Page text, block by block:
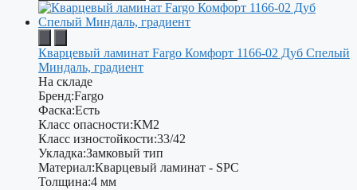
Кварцевый ламинат Fargo Комфорт 1166-02 Дуб Спелый
Миндаль, градиент
На складе
Бренд:Fargo
Фаска:Есть
Класс опасности:КМ2
Класс изностойкости:33/42
Укладка:Замковый тип
Материал:Кварцевый ламинат - SPC
Толщина:4 мм